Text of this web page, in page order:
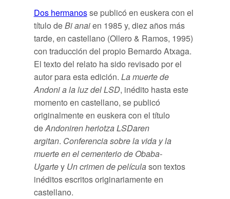
Dos hermanosse publicó en euskera con el
título deBi anaien 1985 y, diez años más
tarde, en castellano (Ollero & Ramos, 1995)
con traducción del propio Bernardo Atxaga.
El texto del relato ha sido revisado por el
autor para esta edición. La muerte de
Andoni a la luz del LSD, inédito hasta este
momento en castellano, se publicó
originalmente en euskera con el título
deAndoniren heriotza LSDaren
argitan. Conferencia sobre la vida y la
muerte en el cementerio de Obaba-
Ugartey Un crimen de películason textos
inéditos escritos originariamente en
castellano.